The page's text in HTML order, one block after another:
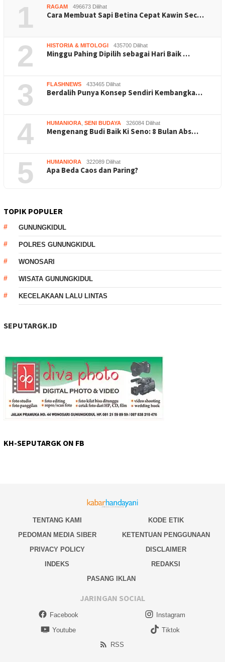
1 RAGAM 496673 Dilihat
Cara Membuat Sapi Betina Cepat Kawin Sec…
2 HISTORIA & MITOLOGI 435700 Dilihat
Minggu Pahing Dipilih sebagai Hari Baik …
3 FLASHNEWS 433465 Dilihat
Berdalih Punya Konsep Sendiri Kembangka…
4 HUMANIORA SENI BUDAYA 326084 Dilihat
Mengenang Budi Baik Ki Seno: 8 Bulan Abs…
5 HUMANIORA 322089 Dilihat
Apa Beda Caos dan Paring?
TOPIK POPULER
GUNUNGKIDUL
POLRES GUNUNGKIDUL
WONOSARI
WISATA GUNUNGKIDUL
KECELAKAAN LALU LINTAS
SEPUTARGK.ID
KH-SEPUTARGK ON FB
TENTANG KAMI
KODE ETIK
PEDOMAN MEDIA SIBER
KETENTUAN PENGGUNAAN
PRIVACY POLICY
DISCLAIMER
INDEKS
REDAKSI
PASANG IKLAN
JARINGAN SOCIAL
Facebook
Instagram
Youtube
Tiktok
RSS